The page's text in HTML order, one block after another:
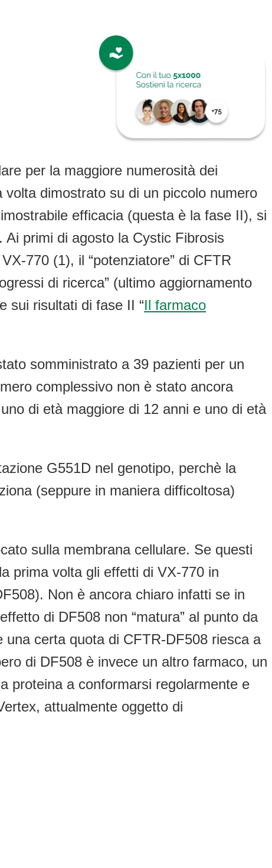
per la maggiore numerosità dei
dimostrato su di un piccolo numero
efficacia (questa è la fase II), si
Ai primi di agosto la Cystic Fibrosis
770 (1), il “potenziatore” di CFTR
di ricerca” (ultimo aggiornamento
sui risultati di fase II “Il farmaco
somministrato a 39 pazienti per un
complessivo non è stato ancora
di età maggiore di 12 anni e uno di età
G551D nel genotipo, perchè la
(seppure in maniera difficoltosa)
sulla membrana cellulare. Se questi
prima volta gli effetti di VX-770 in
Non è ancora chiaro infatti se in
di DF508 non “matura” al punto da
una certa quota di CFTR-DF508 riesca a
di DF508 è invece un altro farmaco, un
proteina a conformarsi regolarmente e
attualmente oggetto di